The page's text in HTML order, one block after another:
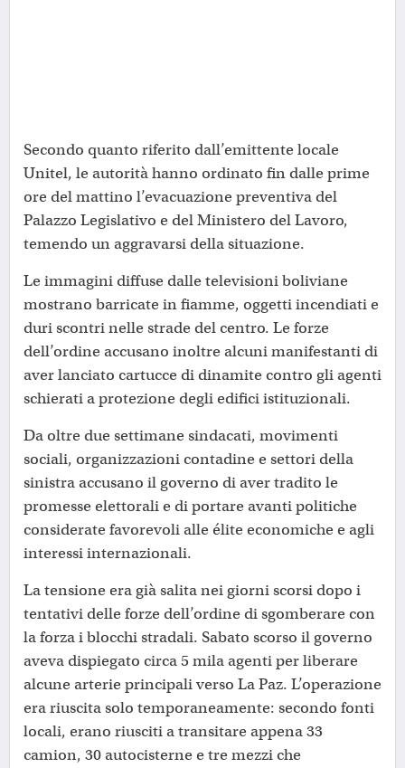
Secondo quanto riferito dall’emittente locale
Unitel, le autorità hanno ordinato fin dalle prime
ore del mattino l’evacuazione preventiva del
Palazzo Legislativo e del Ministero del Lavoro,
temendo un aggravarsi della situazione.
Le immagini diffuse dalle televisioni boliviane
mostrano barricate in fiamme, oggetti incendiati e
duri scontri nelle strade del centro. Le forze
dell’ordine accusano inoltre alcuni manifestanti di
aver lanciato cartucce di dinamite contro gli agenti
schierati a protezione degli edifici istituzionali.
Da oltre due settimane sindacati, movimenti
sociali, organizzazioni contadine e settori della
sinistra accusano il governo di aver tradito le
promesse elettorali e di portare avanti politiche
considerate favorevoli alle élite economiche e agli
interessi internazionali.
La tensione era già salita nei giorni scorsi dopo i
tentativi delle forze dell’ordine di sgomberare con
la forza i blocchi stradali. Sabato scorso il governo
aveva dispiegato circa 5 mila agenti per liberare
alcune arterie principali verso La Paz. L’operazione
era riuscita solo temporaneamente: secondo fonti
locali, erano riusciti a transitare appena 33
camion, 30 autocisterne e tre mezzi che